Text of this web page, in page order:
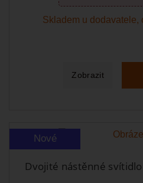
Skladem u dodavatele,
Zobrazit
Nové
Dvojité nástěnné svítidlo